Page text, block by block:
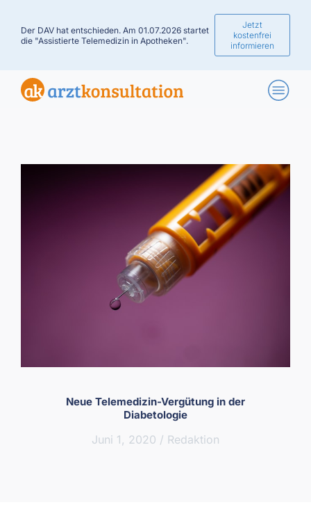
Der DAV hat entschieden. Am 01.07.2026 startet
die "Assistierte Telemedizin in Apotheken".
Jetzt
kostenfrei
informieren
Neue Telemedizin-Vergütung in der
Diabetologie
Juni 1, 2020 / Redaktion